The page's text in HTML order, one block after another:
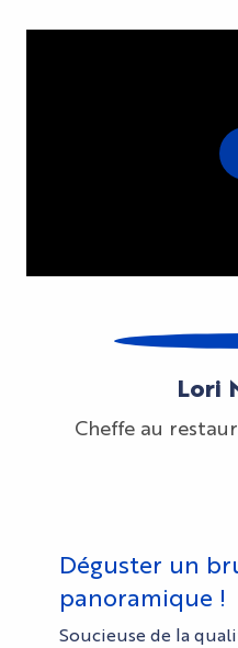
Lori
Cheffe au
Déguster un
panoramique !
Soucieuse de la